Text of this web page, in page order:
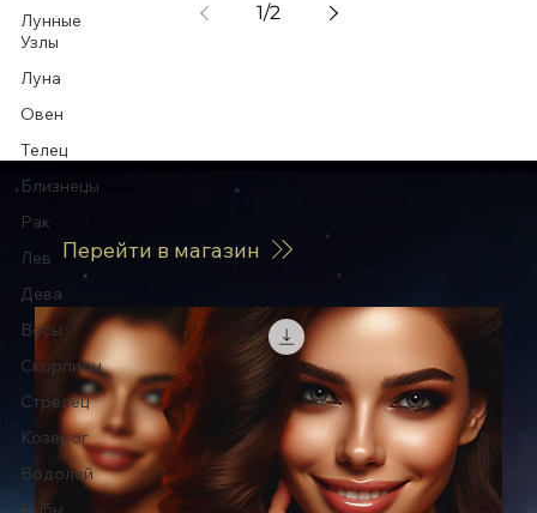
Лунные
Узлы
Луна
Овен
Телец
Близнецы
Рак
Лев
Дева
Весы
Скорпион
Стрелец
Козерог
Водолей
1/2
Купить статью
Перейти в магазин